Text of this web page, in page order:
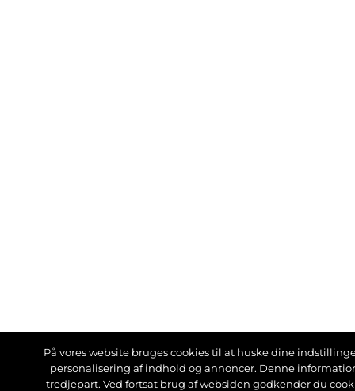
På vores website bruges cookies til at huske dine
personalisering af indhold og annoncer. Denne
tredjepart. Ved fortsat brug af websiden godkender du